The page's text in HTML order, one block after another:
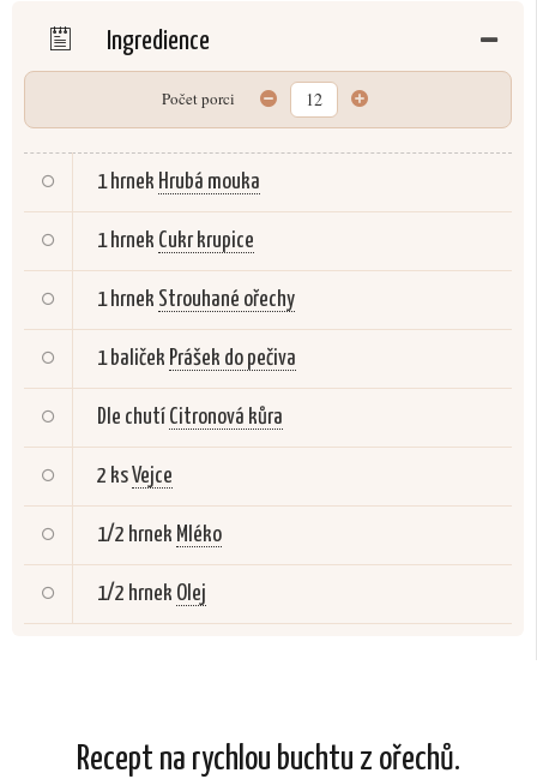
Ingredience
Počet porci
1 hrnek Hrubá mouka
1 hrnek Cukr krupice
1 hrnek Strouhané ořechy
1 baliček Prášek do pečiva
Dle chutí Citronová kůra
2 ksVejce
1/2 hrnek Mléko
1/2 hrnek Olej
Recept na rychlou buchtu z ořechů.